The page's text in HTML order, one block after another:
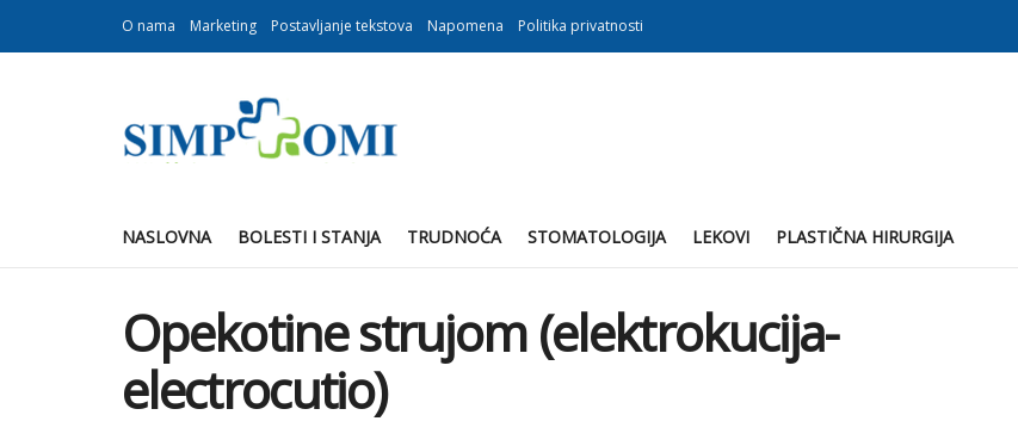
O nama Marketing Postavljanje tekstova Napomena Politika privatnosti
NASLOVNA BOLESTI I STANJA TRUDNOĆA STOMATOLOGIJA LEKOVI PLASTIČNA HIRURGIJA
Opekotine strujom (elektrokucija-
electrocutio)